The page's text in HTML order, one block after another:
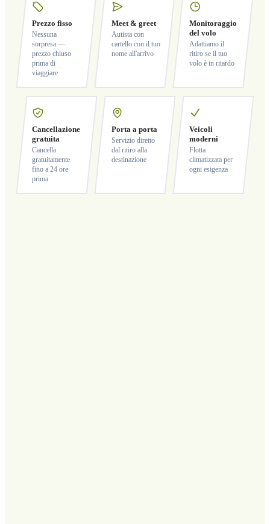
Prezzo fisso
Nessuna
sorpresa —
prezzo chiuso
prima di
viaggiare
Meet & greet
Autista con
cartello con il tuo
nome all'arrivo
Monitoraggio
del volo
Adattiamo il
ritiro se il tuo
volo è in ritardo
Cancellazione
gratuita
Cancella
gratuitamente
fino a 24 ore
prima
Porta a porta
Servizio diretto
dal ritiro alla
destinazione
Veicoli
moderni
Flotta
climatizzata per
ogni esigenza